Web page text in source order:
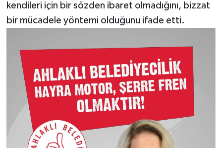
kendileri için bir sözden ibaret olmadığını, bizzat
bir mücadele yöntemi olduğunu ifade etti.